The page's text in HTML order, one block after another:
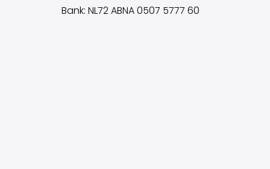
Bank: NL72 ABNA 0507 5777 60